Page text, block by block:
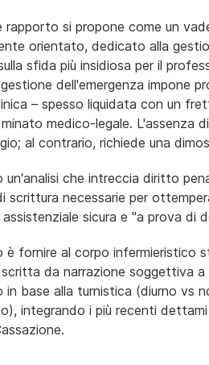
rapporto si propone come un
orientato, dedicato alla
sfida più insidiosa per il
dell'emergenza impone
– spesso liquidata con un
medico-legale. L'assenza
al contrario, richiede una
un'analisi che intreccia diritto
scrittura necessarie per
sicura e "a prova di
è fornire al corpo infermieristico
da narrazione soggettiva
in base alla turnistica (diurno vs
integrando i più recenti